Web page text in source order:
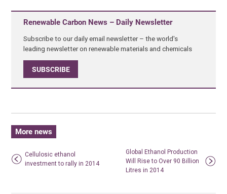
Renewable Carbon News – Daily Newsletter
Subscribe to our daily email newsletter – the world's
leading newsletter on renewable materials and chemicals
SUBSCRIBE
More news
Cellulosic ethanol
investment to rally in 2014
Global Ethanol Production
Will Rise to Over 90 Billion
Litres in 2014